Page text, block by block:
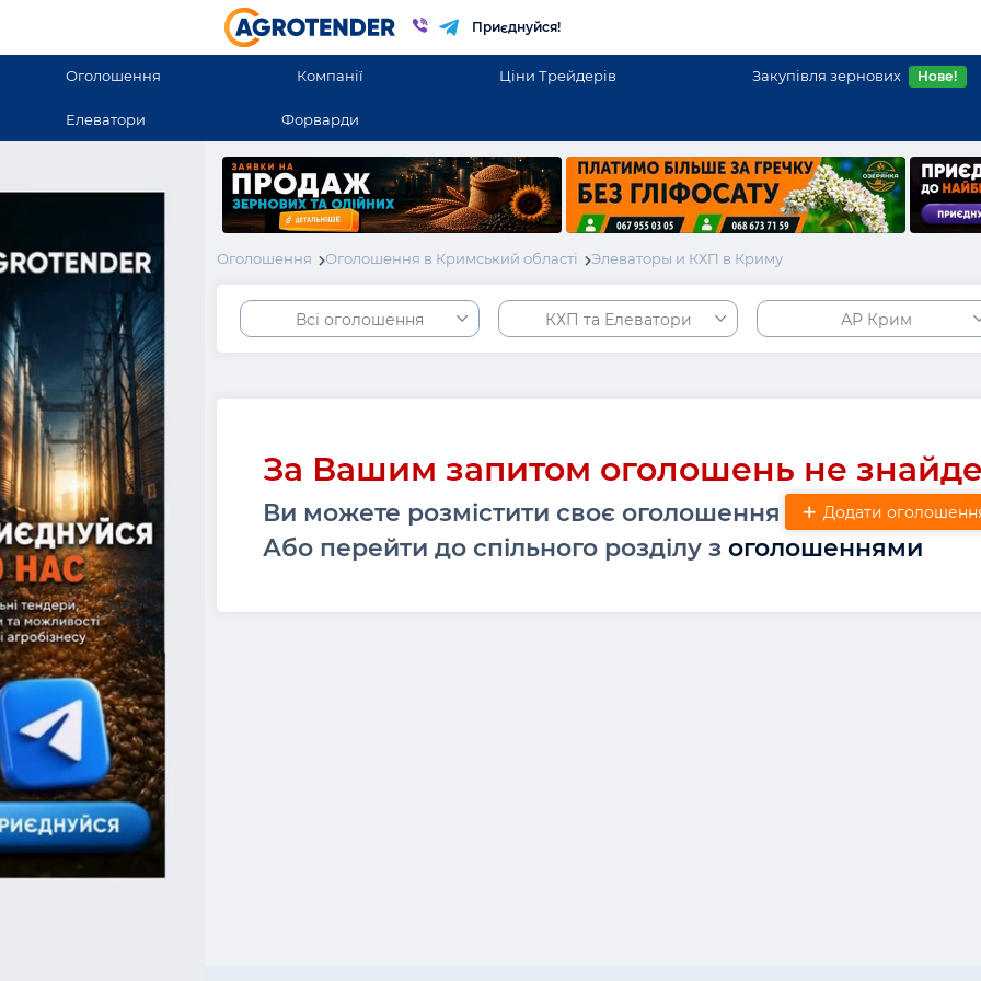
Приєднуйся!
Оголошення Компанії Ціни Трейдерів Закупівля зернових Нове!
Елеватори Форварди
Оголошення Оголошення в Кримський області Элеваторы и КХП в Криму
Всі оголошення КХП та Елеватори АР Крим
За Вашим запитом оголошень не
Ви можете розмістити своє оголошення Додати
Або перейти до спільного розділу з оголошеннями